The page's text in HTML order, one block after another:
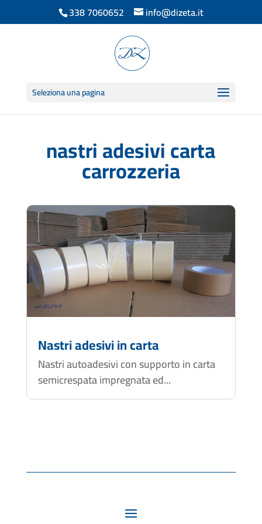
338 7060652 info@dizeta.it
Seleziona una pagina
nastri adesivi carta
carrozzeria
Nastri adesivi in carta
Nastri autoadesivi con supporto in carta
semicrespata impregnata ed...